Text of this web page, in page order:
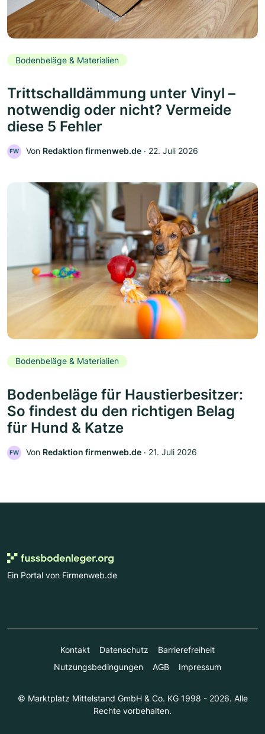
Bodenbeläge & Materialien
Trittschalldämmung unter Vinyl –
notwendig oder nicht? Vermeide
diese 5 Fehler
FW Von Redaktion firmenweb.de ‧ 22. Juli 2026
Bodenbeläge & Materialien
Bodenbeläge für Haustierbesitzer:
So findest du den richtigen Belag
für Hund & Katze
FW Von Redaktion firmenweb.de ‧ 21. Juli 2026
Ein Portal von Firmenweb.de
Kontakt Datenschutz
Barrierefreiheit
Nutzungsbedingungen
AGB Impressum
© Marktplatz Mittelstand GmbH & Co. KG 1998 - 2026. Alle
Rechte vorbehalten.